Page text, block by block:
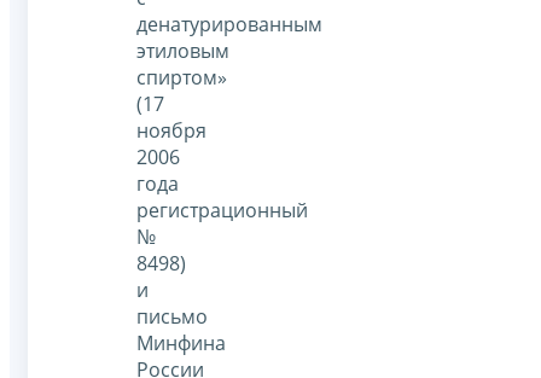
денатурированным
этиловым
спиртом»
(17
ноября
2006
года
регистрационный
№
8498)
и
письмо
Минфина
России